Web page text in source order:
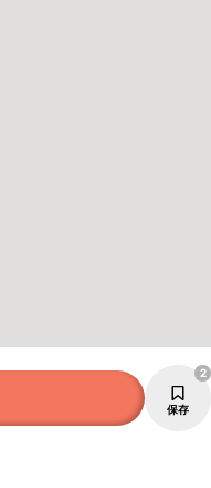
保存
2